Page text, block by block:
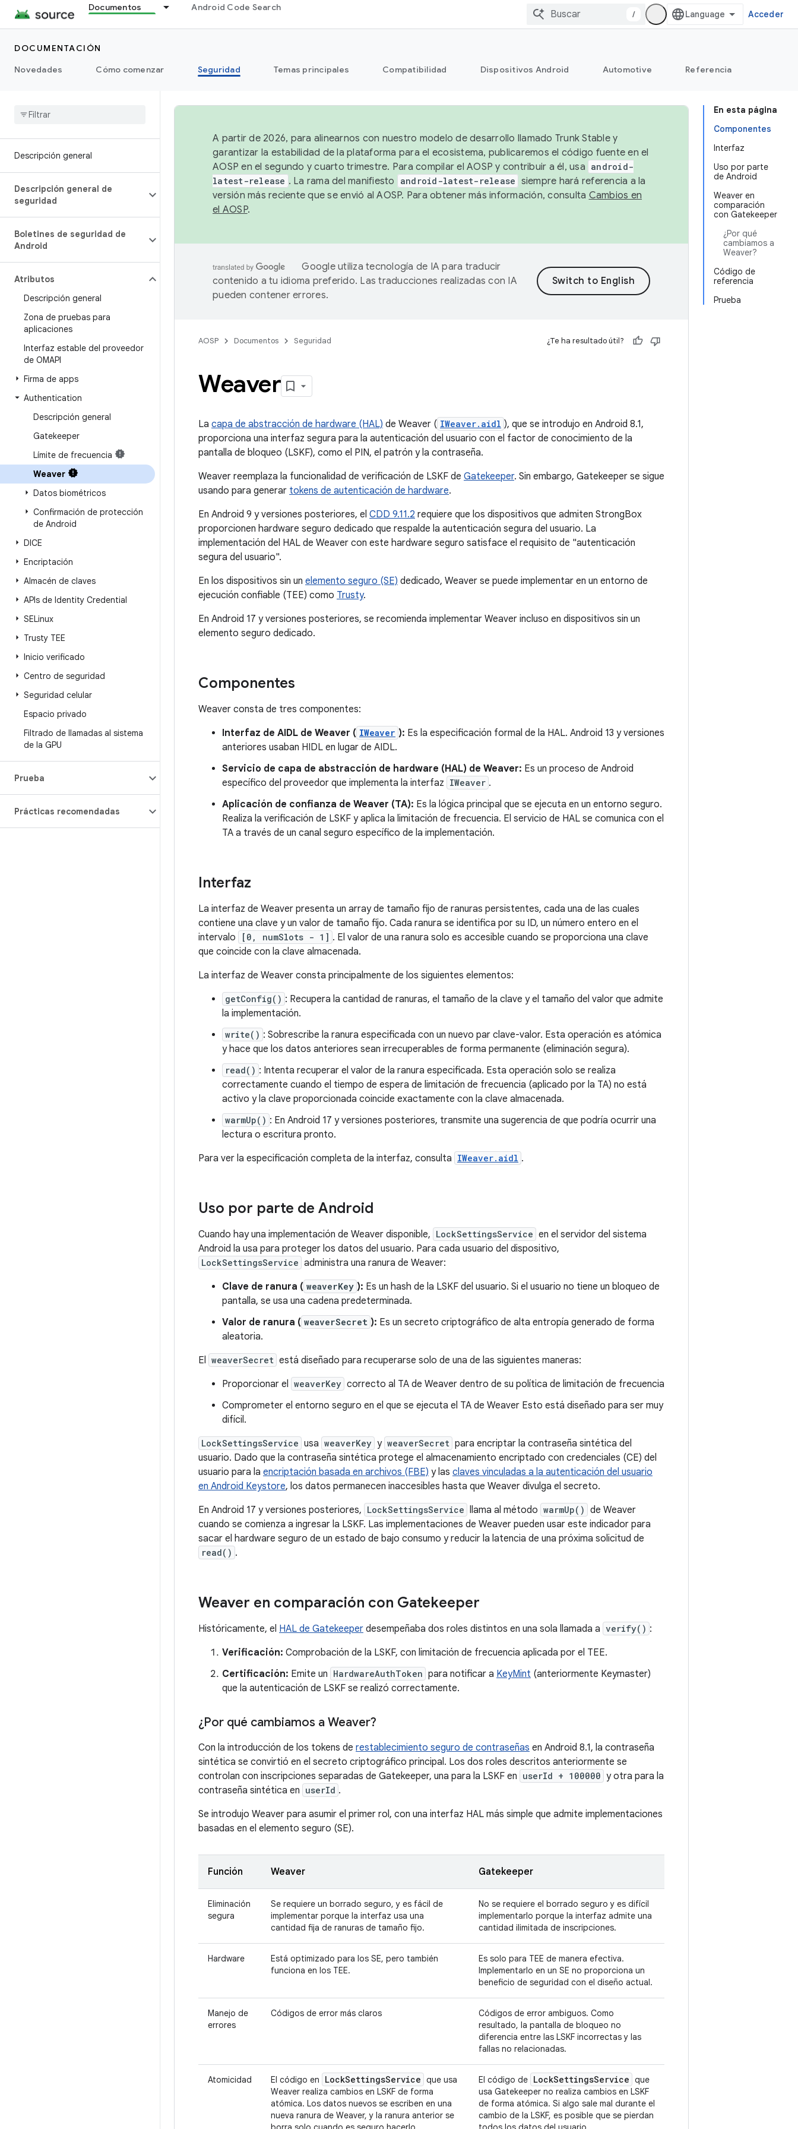
Documentos Android Code Search
/ Acceder
DOCUMENTACIÓN
Novedades
Cómo comenzar Seguridad Temas principales Compatibilidad Dispositivos Android Automotive Referencia
Descripción general
Descripción general de
seguridad
Boletines de seguridad de
Android
Atributos
Descripción general
Zona de pruebas para
aplicaciones
Interfaz estable del proveedor
de OMAPI
Firma de apps
Authentication
Descripción general
Gatekeeper
Límite de frecuencia
Weaver
Datos biométricos
Confirmación de protección
de Android
DICE
Encriptación
Almacén de claves
APIs de Identity Credential
SELinux
Trusty TEE
Inicio verificado
Centro de seguridad
Seguridad celular
Espacio privado
Filtrado de llamadas al sistema
de la GPU
Prueba
Prácticas recomendadas
En esta página
Componentes
Interfaz
Uso por parte
de Android
Weaver en
comparación
con Gatekeeper
¿Por qué
cambiamos a
Weaver?
Código de
referencia
Prueba
A partir de 2026, para alinearnos con nuestro modelo de desarrollo llamado Trunk Stable y
garantizar la estabilidad de la plataforma para el ecosistema, publicaremos el código fuente en el
AOSP en el segundo y cuarto trimestre. Para compilar el AOSP y contribuir a él, usa android-
latest-release . La rama del manifiesto android-latest-release siempre hará referencia a la
versión más reciente que se envió al AOSP. Para obtener más información, consulta Cambios en
el AOSP.
Google utiliza tecnología de IA para traducir
contenido a tu idioma preferido. Las traducciones realizadas con IA
pueden contener errores.
AOSP Documentos Seguridad ¿Te ha resultado útil?
Weaver
La capa de abstracción de hardware (HAL) de Weaver ( IWeaver.aidl ), que se introdujo en Android 8.1,
proporciona una interfaz segura para la autenticación del usuario con el factor de conocimiento de la
pantalla de bloqueo (LSKF), como el PIN, el patrón y la contraseña.
Weaver reemplaza la funcionalidad de verificación de LSKF de Gatekeeper. Sin embargo, Gatekeeper se sigue
usando para generar tokens de autenticación de hardware.
En Android 9 y versiones posteriores, el CDD 9.11.2 requiere que los dispositivos que admiten StrongBox
proporcionen hardware seguro dedicado que respalde la autenticación segura del usuario. La
implementación del HAL de Weaver con este hardware seguro satisface el requisito de "autenticación
segura del usuario".
En los dispositivos sin un elemento seguro (SE) dedicado, Weaver se puede implementar en un entorno de
ejecución confiable (TEE) como Trusty.
En Android 17 y versiones posteriores, se recomienda implementar Weaver incluso en dispositivos sin un
elemento seguro dedicado.
Componentes
Weaver consta de tres componentes:
Interfaz de AIDL de Weaver ( IWeaver ): Es la especificación formal de la HAL. Android 13 y versiones
anteriores usaban HIDL en lugar de AIDL.
Servicio de capa de abstracción de hardware (HAL) de Weaver: Es un proceso de Android
específico del proveedor que implementa la interfaz IWeaver .
Aplicación de confianza de Weaver (TA): Es la lógica principal que se ejecuta en un entorno seguro.
Realiza la verificación de LSKF y aplica la limitación de frecuencia. El servicio de HAL se comunica con el
TA a través de un canal seguro específico de la implementación.
Interfaz
La interfaz de Weaver presenta un array de tamaño fijo de ranuras persistentes, cada una de las cuales
contiene una clave y un valor de tamaño fijo. Cada ranura se identifica por su ID, un número entero en el
intervalo
[0, numSlots - 1] . El valor de una ranura solo es accesible cuando se proporciona una clave
que coincide con la clave almacenada.
La interfaz de Weaver consta principalmente de los siguientes elementos:
getConfig() : Recupera la cantidad de ranuras, el tamaño de la clave y el tamaño del valor que admite
la implementación.
write() : Sobrescribe la ranura especificada con un nuevo par clave-valor. Esta operación es atómica
y hace que los datos anteriores sean irrecuperables de forma permanente (eliminación segura).
read() : Intenta recuperar el valor de la ranura especificada. Esta operación solo se realiza
correctamente cuando el tiempo de espera de limitación de frecuencia (aplicado por la TA) no está
activo y la clave proporcionada coincide exactamente con la clave almacenada.
warmUp() : En Android 17 y versiones posteriores, transmite una sugerencia de que podría ocurrir una
lectura o escritura pronto.
Para ver la especificación completa de la interfaz, consulta IWeaver.aidl .
Uso por parte de Android
Cuando hay una implementación de Weaver disponible, LockSettingsService en el servidor del sistema
Android la usa para proteger los datos del usuario. Para cada usuario del dispositivo,
LockSettingsService administra una ranura de Weaver:
Clave de ranura ( weaverKey ): Es un hash de la LSKF del usuario. Si el usuario no tiene un bloqueo de
pantalla, se usa una cadena predeterminada.
Valor de ranura ( weaverSecret ): Es un secreto criptográfico de alta entropía generado de forma
aleatoria.
El weaverSecret está diseñado para recuperarse solo de una de las siguientes maneras:
Proporcionar el weaverKey correcto al TA de Weaver dentro de su política de limitación de frecuencia
Comprometer el entorno seguro en el que se ejecuta el TA de Weaver Esto está diseñado para ser muy
difícil.
LockSettingsService usa weaverKey y weaverSecret para encriptar la contraseña sintética del
usuario. Dado que la contraseña sintética protege el almacenamiento encriptado con credenciales (CE) del
usuario para la encriptación basada en archivos (FBE) y las claves vinculadas a la autenticación del usuario
en Android Keystore, los datos permanecen inaccesibles hasta que Weaver divulga el secreto.
En Android 17 y versiones posteriores, LockSettingsService llama al método warmUp() de Weaver
cuando se comienza a ingresar la LSKF. Las implementaciones de Weaver pueden usar este indicador para
sacar el hardware seguro de un estado de bajo consumo y reducir la latencia de una próxima solicitud de
read() .
Weaver en comparación con Gatekeeper
Históricamente, el HAL de Gatekeeper desempeñaba dos roles distintos en una sola llamada a verify() :
Verificación: Comprobación de la LSKF, con limitación de frecuencia aplicada por el TEE.
Certificación: Emite un HardwareAuthToken para notificar a KeyMint (anteriormente Keymaster)
que la autenticación de LSKF se realizó correctamente.
¿Por qué cambiamos a Weaver?
Con la introducción de los tokens de restablecimiento seguro de contraseñas en Android 8.1, la contraseña
sintética se convirtió en el secreto criptográfico principal. Los dos roles descritos anteriormente se
controlan con inscripciones separadas de Gatekeeper, una para la LSKF en userId + 100000 y otra para la
contraseña sintética en userId .
Se introdujo Weaver para asumir el primer rol, con una interfaz HAL más simple que admite implementaciones
basadas en el elemento seguro (SE).
Función Weaver Gatekeeper
Eliminación
segura
Se requiere un borrado seguro, y es fácil de
implementar porque la interfaz usa una
cantidad fija de ranuras de tamaño fijo.
No se requiere el borrado seguro y es difícil
implementarlo porque la interfaz admite una
cantidad ilimitada de inscripciones.
Hardware
Está optimizado para los SE, pero también
funciona en los TEE.
Es solo para TEE de manera efectiva.
Implementarlo en un SE no proporciona un
beneficio de seguridad con el diseño actual.
Manejo de
errores
Códigos de error más claros
Códigos de error ambiguos. Como
resultado, la pantalla de bloqueo no
diferencia entre las LSKF incorrectas y las
fallas no relacionadas.
Atomicidad El código en LockSettingsService que usa
Weaver realiza cambios en LSKF de forma
atómica. Los datos nuevos se escriben en una
nueva ranura de Weaver, y la ranura anterior se
El código de LockSettingsService que
usa Gatekeeper no realiza cambios en LSKF
de forma atómica. Si algo sale mal durante el
cambio de la LSKF, es posible que se pierdan